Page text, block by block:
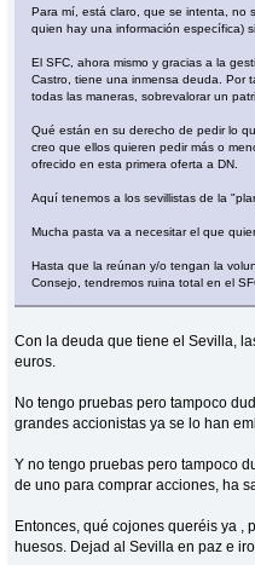
Para mí, está claro, que se intenta, no
quien hay una información específica)
El SFC, ahora mismo y gracias a la
Castro, tiene una inmensa deuda. Por
todas las maneras, sobrevalorar un
Qué están en su derecho de pedir lo
creo que ellos quieren pedir más o
ofrecido en esta primera oferta a DN.
Aquí tenemos a los sevillistas de la
Mucha pasta va a necesitar el que
Hasta que la reúnan y/o tengan la
Consejo, tendremos ruina total en el
Con la deuda que tiene el Sevilla,
euros.
No tengo pruebas pero tampoco
grandes accionistas ya se lo han
Y no tengo pruebas pero tampoco
de uno para comprar acciones, ha
Entonces, qué cojones queréis ya ,
huesos. Dejad al Sevilla en paz e